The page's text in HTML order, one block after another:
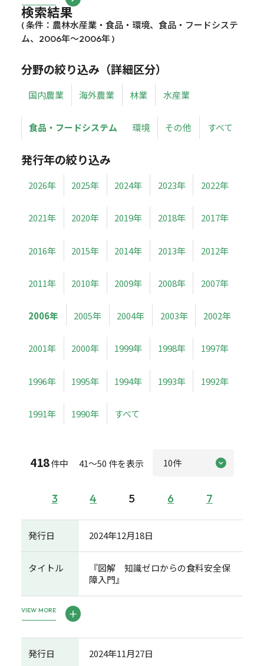
検索結果
( 条件：農林水産業・食品・環境、食品・フードシステ
ム、2006年～2006年 )
分野の絞り込み（詳細区分）
国内農業 海外農業 林業 水産業
食品・フードシステム 環境 その他 すべて
発行年の絞り込み
2026年 2025年 2024年 2023年 2022年
2021年 2020年 2019年 2018年 2017年
2016年 2015年 2014年 2013年 2012年
2011年 2010年 2009年 2008年 2007年
2006年 2005年 2004年 2003年 2002年
2001年 2000年 1999年 1998年 1997年
1996年 1995年 1994年 1993年 1992年
1991年 1990年 すべて
418件中 41～50 件を表示
3 4 5 6 7
発行日 2024年12月18日
タイトル
『図解 知識ゼロからの食料安全保
障入門』
VIEW MORE
発行日 2024年11月27日